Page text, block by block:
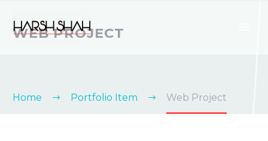
WEB PROJECT
Home Portfolio Item Web Project